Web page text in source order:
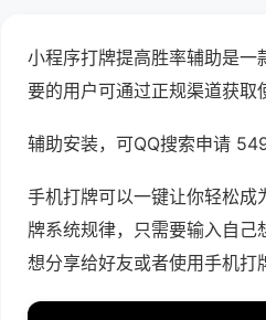
小程序打牌提高胜率辅助是一
要的用户可通过正规渠道获取
辅助安装，可QQ搜索申请
手机打牌可以一键让你轻松成
牌系统规律，只需要输入自
想分享给好友或者使用手机打